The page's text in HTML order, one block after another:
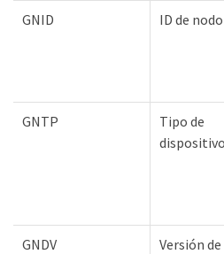
GNID ID de nodo
GNTP
Tipo de
dispositivo
GNDV
Versión de